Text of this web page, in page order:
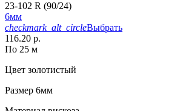
23-102 R (90/24)
6мм
checkmark_alt_circleВыбрать
116.20 р.
По 25 м
Цвет золотистый
Размер 6мм